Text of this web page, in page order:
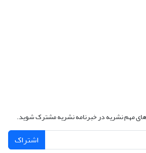
های مهم نشریه در خبرنامه نشریه مشترک شوید.
اشتراک